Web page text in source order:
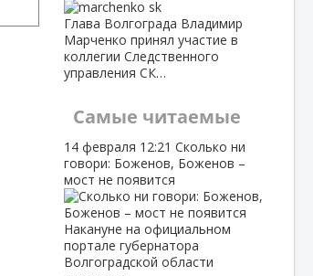
Глава Волгограда Владимир
Марченко принял участие в
коллегии Следственного
управления СК…
Самые читаемые
14 февраля 12:21 Сколько ни
говори: Боженов, Боженов –
мост не появится
Накануне на официальном
портале губернатора
Волгоградской области